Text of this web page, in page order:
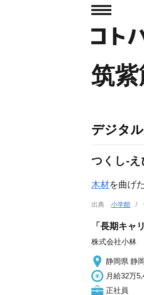
筑紫
デジタ
つくし‐え
木材を曲げ
出典 小学館
「長期キャ
株式会社小林
静岡県 静
月給32万
正社員